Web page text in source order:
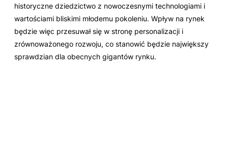
historyczne dziedzictwo z nowoczesnymi technologiami i
wartościami bliskimi młodemu pokoleniu. Wpływ na rynek
będzie więc przesuwał się w stronę personalizacji i
zrównoważonego rozwoju, co stanowić będzie największy
sprawdzian dla obecnych gigantów rynku.